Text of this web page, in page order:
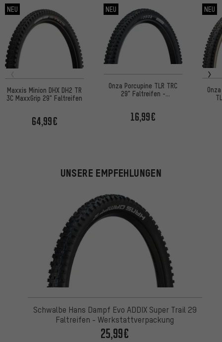
NEU
Maxxis Minion DHX DH2 TR
3C MaxxGrip 29" Faltreifen
64,99€
NEU
Onza Porcupine TLR TRC
29" Faltreifen -
16,99€
NEU
UNSERE EMPFEHLUNGEN
Schwalbe Hans Dampf Evo ADDIX Super Trail 29
Faltreifen - Werkstattverpackung
25,99€